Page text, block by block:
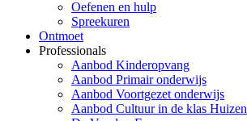
Oefenen en hulp
Spreekuren
Ontmoet
Professionals
Aanbod Kinderopvang
Aanbod Primair onderwijs
Aanbod Voortgezet onderwijs
Aanbod Cultuur in de klas Huizen